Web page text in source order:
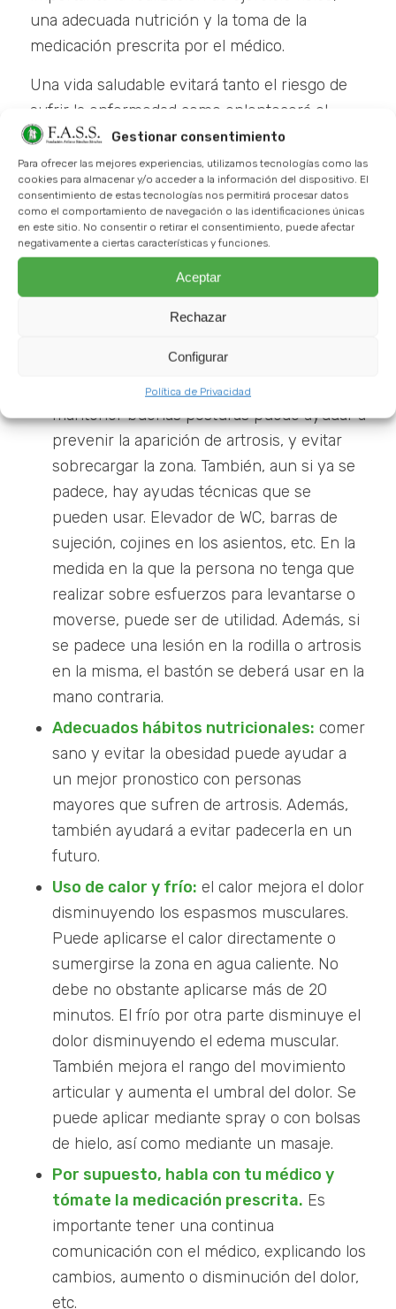
Gestionar consentimiento
Para ofrecer las mejores experiencias, utilizamos tecnologías como las
cookies para almacenar y/o acceder a la información del dispositivo. El
consentimiento de estas tecnologías nos permitirá procesar datos
como el comportamiento de navegación o las identificaciones únicas
en este sitio. No consentir o retirar el consentimiento, puede afectar
negativamente a ciertas características y funciones.
Aceptar
Rechazar
Configurar
Política de Privacidad
una adecuada nutrición y la toma de la
medicación prescrita por el médico.
Una vida saludable evitará tanto el riesgo de
sufrir la enfermedad como enlentecerá el
avance de la misma si ya se padece. Veamos
consejos prácticos que podemos poner en
marcha:
Realización de ejercicio físico:lo mejor
para esta enfermedad es aquellos
ejercicios que se puedan realizar sin
impacto. Entre los más beneficiosos se
pedalier, andar o ejercicios acuáticos.
Realización de movimientos adecuados:
mantener buenas posturas puede ayudar a
prevenir la aparición de artrosis, y evitar
sobrecargar la zona. También, aun si ya se
padece, hay ayudas técnicas que se
pueden usar. Elevador de WC, barras de
sujeción, cojines en los asientos, etc. En la
medida en la que la persona no tenga que
realizar sobre esfuerzos para levantarse o
moverse, puede ser de utilidad. Además, si
se padece una lesión en la rodilla o artrosis
en la misma, el bastón se deberá usar en la
mano contraria.
Adecuados hábitos nutricionales: comer
sano y evitar la obesidad puede ayudar a
un mejor pronostico con personas
mayores que sufren de artrosis. Además,
también ayudará a evitar padecerla en un
futuro.
Uso de calor y frío: el calor mejora el dolor
disminuyendo los espasmos musculares.
Puede aplicarse el calor directamente o
sumergirse la zona en agua caliente. No
debe no obstante aplicarse más de 20
minutos. El frío por otra parte disminuye el
dolor disminuyendo el edema muscular.
También mejora el rango del movimiento
articular y aumenta el umbral del dolor. Se
puede aplicar mediante spray o con bolsas
de hielo, así como mediante un masaje.
Por supuesto, habla con tu médico y
tómate la medicación prescrita. Es
importante tener una continua
comunicación con el médico, explicando los
cambios, aumento o disminución del dolor,
etc.